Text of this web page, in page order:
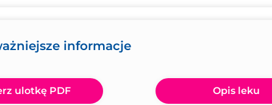
informacje
ulotkę PDF Opis leku